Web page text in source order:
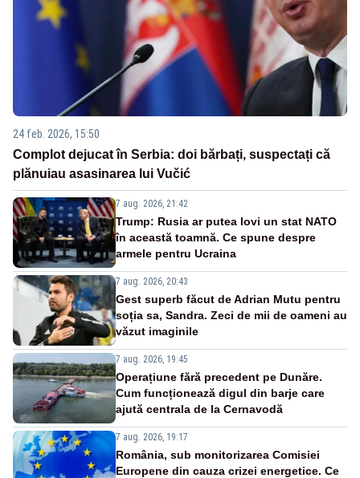
24 feb. 2026, 15:50
Complot dejucat în Serbia: doi bărbați, suspectați că
plănuiau asasinarea lui Vučić
7 aug. 2026, 21:42
Trump: Rusia ar putea lovi un stat NATO
în această toamnă. Ce spune despre
armele pentru Ucraina
7 aug. 2026, 20:43
Gest superb făcut de Adrian Mutu pentru
soția sa, Sandra. Zeci de mii de oameni au
văzut imaginile
7 aug. 2026, 19:45
Operațiune fără precedent pe Dunăre.
Cum funcționează digul din barje care
ajută centrala de la Cernavodă
7 aug. 2026, 19:17
România, sub monitorizarea Comisiei
Europene din cauza crizei energetice. Ce